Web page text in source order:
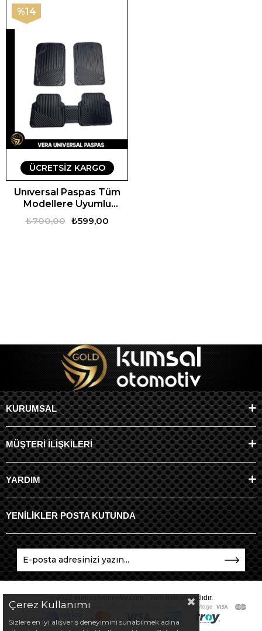
Unıversal Paspas Tüm
Modellere Uyumlu
Universal Vera Oto
Paspas
₺599,00
₺700,00
%14
ÜCRETSIZ KARGO
KURUMSAL
MÜŞTERİ İLİŞKİLERİ
YARDIM
YENİLİKLER POSTA KUTUNDA
- Tüm hakları saklıdır.
Çerez Kullanımı
Sizlere en iyi alışveriş deneyimini sunabilmek adına